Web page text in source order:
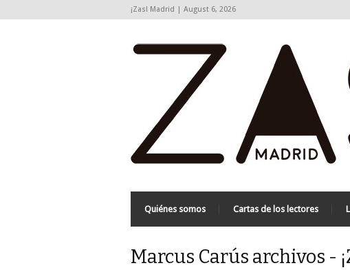
¡Zas! Madrid | August 6, 2026
Quiénes somos Cartas de los lectores
Marcus Carús archivos -